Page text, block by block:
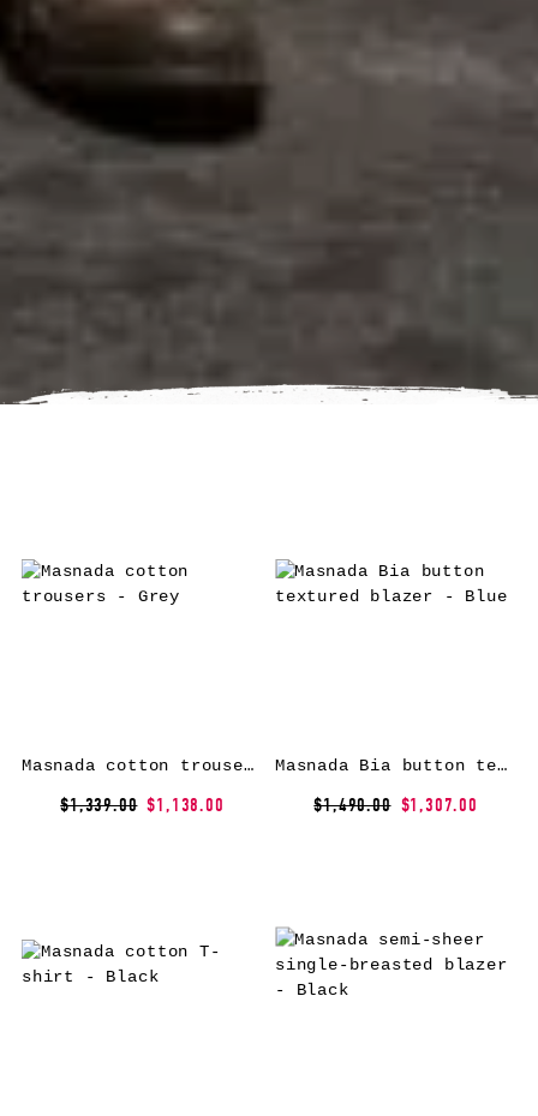
Masnada cotton trousers – Grey
$1,339.00 $1,138.00
Masnada Bia button textured blazer – Blue
$1,490.00 $1,307.00